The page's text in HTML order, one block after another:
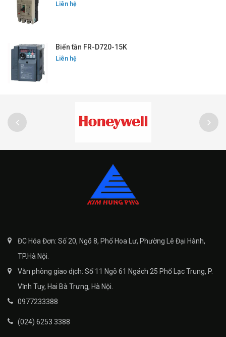
Liên hệ
Biến tần FR-D720-15K
Liên hệ
ĐC Hóa Đơn: Số 20, Ngõ 8, Phố Hoa Lư, Phường Lê Đại Hành,
TP.Hà Nội.
Văn phòng giao dịch: Số 11 Ngõ 61 Ngách 25 Phố Lạc Trung, P.
Vĩnh Tuy, Hai Bà Trưng, Hà Nội.
0977233388
(024) 6253 3388